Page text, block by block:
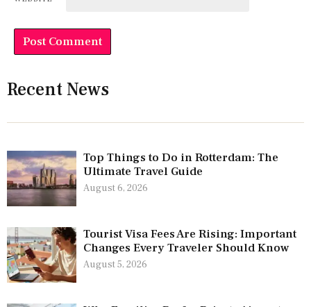
Recent News
Top Things to Do in Rotterdam: The
Ultimate Travel Guide
August 6, 2026
Tourist Visa Fees Are Rising: Important
Changes Every Traveler Should Know
August 5, 2026